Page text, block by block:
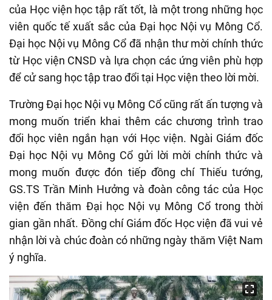
của Học viện học tập rất tốt, là một trong những học
viên quốc tế xuất sắc của Đại học Nội vụ Mông Cổ.
Đại học Nội vụ Mông Cổ đã nhận thư mời chính thức
từ Học viện CNSD và lựa chọn các ứng viên phù hợp
để cử sang học tập trao đổi tại Học viện theo lời mời.
Trường Đại học Nội vụ Mông Cổ cũng rất ấn tượng và
mong muốn triển khai thêm các chương trình trao
đổi học viên ngắn hạn với Học viện. Ngài Giám đốc
Đại học Nội vụ Mông Cổ gửi lời mời chính thức và
mong muốn được đón tiếp đồng chí Thiếu tướng,
GS.TS Trần Minh Hưởng và đoàn công tác của Học
viện đến thăm Đại học Nội vụ Mông Cổ trong thời
gian gần nhất. Đồng chí Giám đốc Học viện đã vui vẻ
nhận lời và chúc đoàn có những ngày thăm Việt Nam
ý nghĩa.